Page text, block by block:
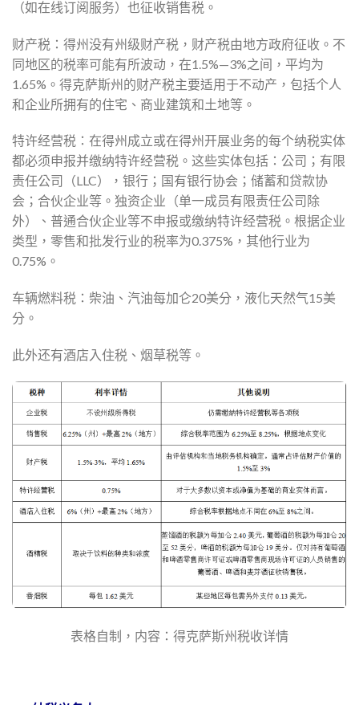
（如在线订阅服务）也征收销售税。
财产税：得州没有州级财产税，财产税由地方政府征收。不
同地区的税率可能有所波动，在1.5%—3%之间，平均为
1.65%。得克萨斯州的财产税主要适用于不动产，包括个人
和企业所拥有的住宅、商业建筑和土地等。
特许经营税：在得州成立或在得州开展业务的每个纳税实体
都必须申报并缴纳特许经营税。这些实体包括：公司；有限
责任公司（LLC），银行；国有银行协会；储蓄和贷款协
会；合伙企业等。独资企业（单一成员有限责任公司除
外）、普通合伙企业等不申报或缴纳特许经营税。根据企业
类型，零售和批发行业的税率为0.375%，其他行业为
0.75%。
车辆燃料税：柴油、汽油每加仑20美分，液化天然气15美
分。
此外还有酒店入住税、烟草税等。
表格自制，内容：得克萨斯州税收详情